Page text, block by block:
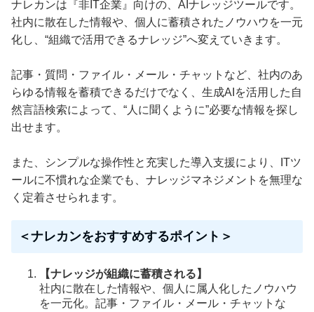
ナレカンは『非IT企業』向けの、AIナレッジツールです。
社内に散在した情報や、個人に蓄積されたノウハウを一元
化し、“組織で活用できるナレッジ”へ変えていきます。
記事・質問・ファイル・メール・チャットなど、社内のあ
らゆる情報を蓄積できるだけでなく、生成AIを活用した自
然言語検索によって、“人に聞くように”必要な情報を探し
出せます。
また、シンプルな操作性と充実した導入支援により、ITツ
ールに不慣れな企業でも、ナレッジマネジメントを無理な
く定着させられます。
＜ナレカンをおすすめするポイント＞
【ナレッジが組織に蓄積される】
社内に散在した情報や、個人に属人化したノウハウ
を一元化。記事・ファイル・メール・チャットな